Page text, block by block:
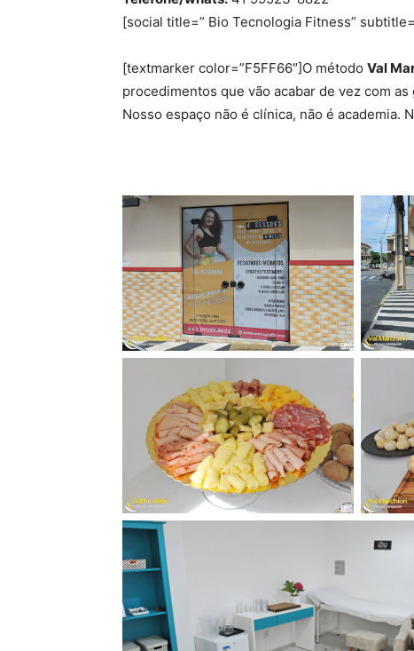
[social title=” Bio Tecnologia Fitness”
[textmarker color=”F5FF66″]O método Val
procedimentos que vão acabar de vez com
Nosso espaço não é clínica, não é